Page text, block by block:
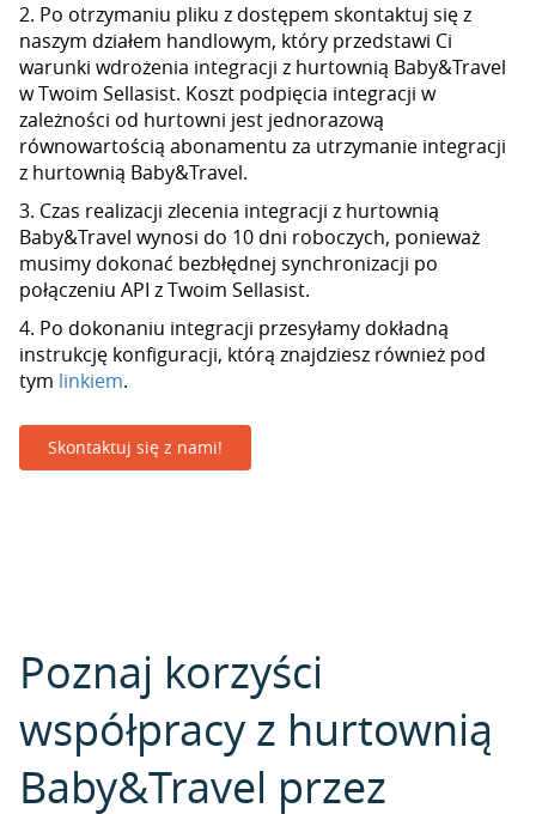
2. Po otrzymaniu pliku z dostępem skontaktuj się z
naszym działem handlowym, który przedstawi Ci
warunki wdrożenia integracji z hurtownią Baby&Travel
w Twoim Sellasist. Koszt podpięcia integracji w
zależności od hurtowni jest jednorazową
równowartością abonamentu za utrzymanie integracji
z hurtownią Baby&Travel.
3. Czas realizacji zlecenia integracji z hurtownią
Baby&Travel wynosi do 10 dni roboczych, ponieważ
musimy dokonać bezbłędnej synchronizacji po
połączeniu API z Twoim Sellasist.
4. Po dokonaniu integracji przesyłamy dokładną
instrukcję konfiguracji, którą znajdziesz również pod
tym linkiem.
Skontaktuj się z nami!
Poznaj korzyści
współpracy z hurtownią
Baby&Travel przez